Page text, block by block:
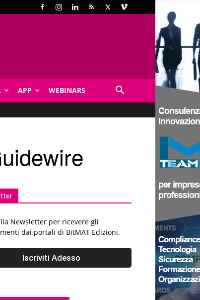
APP WEBINARS
Newsletter per ricevere gli
dai portali di BitMAT Edizioni.